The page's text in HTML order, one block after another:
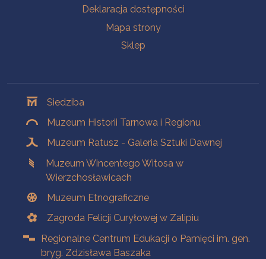
Deklaracja dostępności
Mapa strony
Sklep
Siedziba
Muzeum Historii Tarnowa i Regionu
Muzeum Ratusz - Galeria Sztuki Dawnej
Muzeum Wincentego Witosa w
Wierzchosławicach
Muzeum Etnograficzne
Zagroda Felicji Curyłowej w Zalipiu
Regionalne Centrum Edukacji o Pamięci im. gen.
bryg. Zdzisława Baszaka